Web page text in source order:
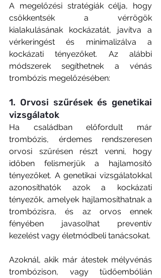
A megelőzési stratégiák célja, hogy
csökkentsék a vérrögök
kialakulásának kockázatát, javítva a
vérkeringést és minimalizálva a
kockázati tényezőket. Az alábbi
módszerek segíthetnek a vénás
trombózis megelőzésében:
1. Orvosi szűrések és genetikai
vizsgálatok
Ha családban előfordult már
trombózis, érdemes rendszeresen
orvosi szűrésen részt venni, hogy
időben felismerjük a hajlamosító
tényezőket. A genetikai vizsgálatokkal
azonosíthatók azok a kockázati
tényezők, amelyek hajlamosíthatnak a
trombózisra, és az orvos ennek
fényében javasolhat preventív
kezelést vagy életmódbeli tanácsokat.
Azoknál, akik már átestek mélyvénás
trombózison, vagy tüdőembólián